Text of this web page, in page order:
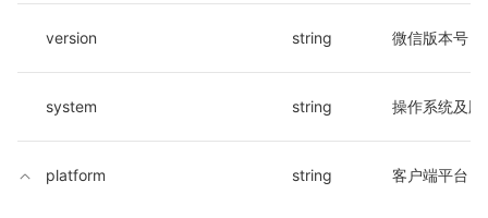
version string 微信版本号
system string 操作系统及版
platform string 客户端平台